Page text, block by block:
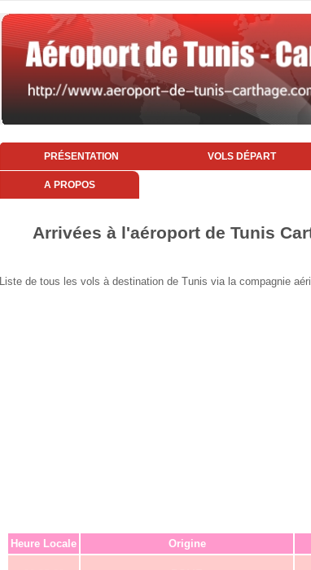
PRÉSENTATION VOLS DÉPART
A PROPOS
Arrivées à l'aéroport de Tunis
Liste de tous les vols à destination de Tunis via la compagnie
Heure Locale Origine